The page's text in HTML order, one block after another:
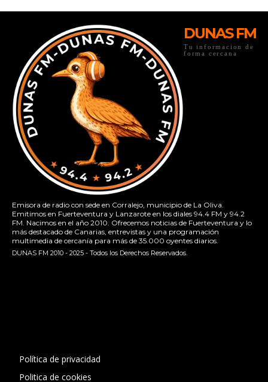
DUNAS FM
Tu informacion de
forma cercana
Emisora de radio con sede en Corralejo, municipio de La Oliva.
Emitimos en Fuerteventura y Lanzarote en los diales 94.4 FM y 94.2
FM. Nacimos en el año 2010. Ofrecemos noticias de Fuerteventura y lo
más destacado de Canarias, entrevistas y una programación
multimedia de cercanía para más de 35.000 oyentes diarios.
DUNAS FM 2010 - 2025 - Todos los Derechos Reservados.
Política de privacidad
Politica de cookies